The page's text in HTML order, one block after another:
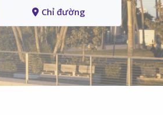
Chỉ đường